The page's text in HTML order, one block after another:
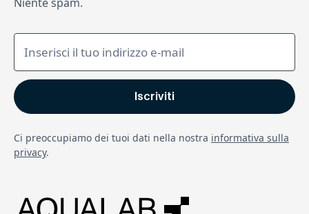
Ci preoccupiamo dei tuoi dati nella nostra informativa sulla
privacy.